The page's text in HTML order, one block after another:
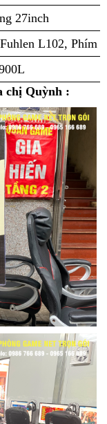
27inch
L102, Phím
chị Quỳnh :